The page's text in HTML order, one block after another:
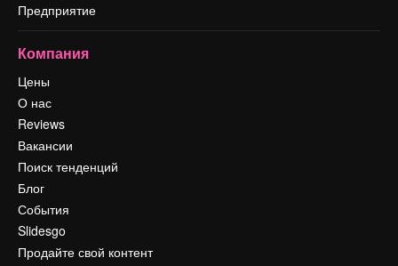
Предприятие
Компания
Цены
О нас
Reviews
Вакансии
Поиск тенденций
Блог
События
Slidesgo
Продайте свой контент